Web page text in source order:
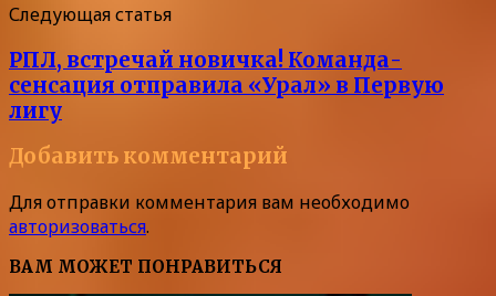
Следующая статья
РПЛ, встречай новичка! Команда-
сенсация отправила «Урал» в Первую
лигу
Добавить комментарий
Для отправки комментария вам необходимо
авторизоваться.
ВАМ МОЖЕТ ПОНРАВИТЬСЯ